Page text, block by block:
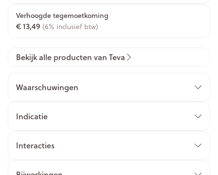
Verhoogde tegemoetkoming
€ 13,49 (6% inclusief btw)
Bekijk alle producten van Teva
Waarschuwingen
Indicatie
Interacties